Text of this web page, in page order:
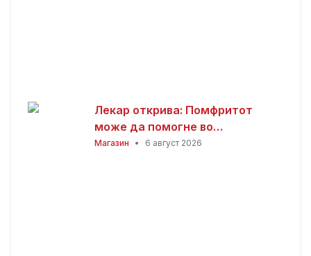
Лекар открива: Помфритот
може да помогне во
топлотните бранови, но
Магазин • 6 август 2026